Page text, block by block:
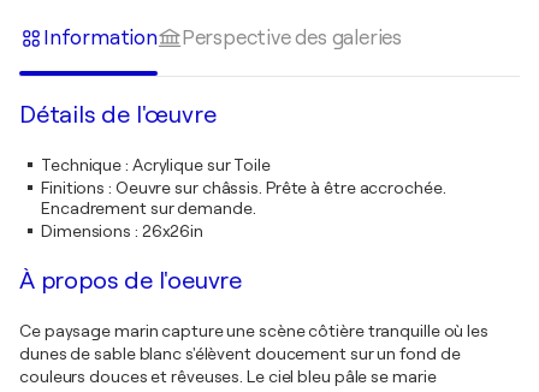
Information Perspective des galeries
Détails de l'œuvre
Technique: Acrylique sur Toile
Finitions : Oeuvre sur châssis. Prête à être accrochée.
Encadrement sur demande.
Dimensions : 26x26in
À propos de l'oeuvre
Ce paysage marin capture une scène côtière tranquille où les
dunes de sable blanc s'élèvent doucement sur un fond de
couleurs douces et rêveuses. Le ciel bleu pâle se marie